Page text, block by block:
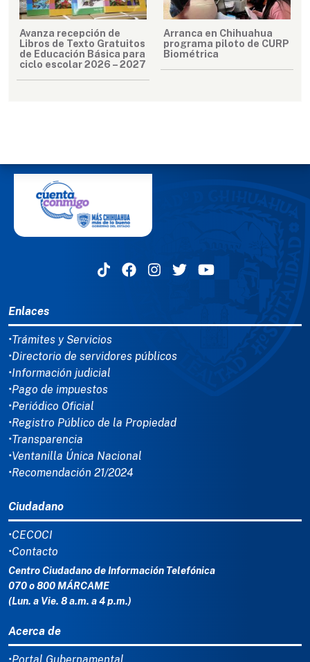
Avanza recepción de
Libros de Texto Gratuitos
de Educación Básica para
ciclo escolar 2026 – 2027
Arranca en Chihuahua
programa piloto de CURP
Biométrica
Enlaces
•Trámites y Servicios
•Directorio de servidores públicos
•Información judicial
•Pago de impuestos
•Periódico Oficial
•Registro Público de la Propiedad
•Transparencia
•Ventanilla Única Nacional
•Recomendación 21/2024
Ciudadano
•CECOCI
•Contacto
Centro Ciudadano de Información Telefónica
070 o 800 MÁRCAME
(Lun. a Vie. 8 a.m. a 4 p.m.)
Acerca de